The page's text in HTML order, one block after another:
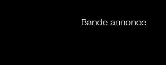
Bande annonce